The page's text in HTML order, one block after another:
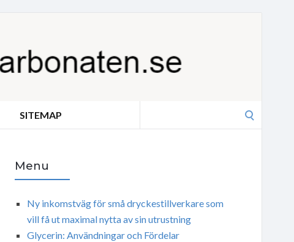
SITEMAP
Menu
Ny inkomstväg för små dryckestillverkare som
vill få ut maximal nytta av sin utrustning
Glycerin: Användningar och Fördelar